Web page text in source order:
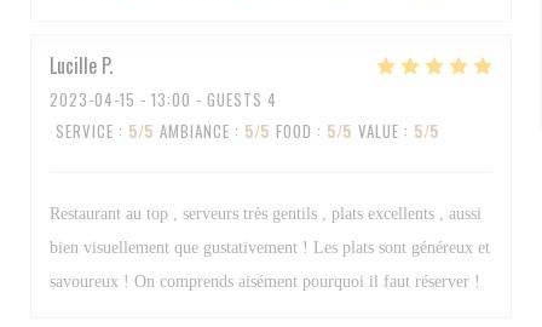
Lucille P
2023-04-15 - 13:00 - GUESTS 4
SERVICE : 5/5 AMBIANCE : 5/5 FOOD : 5/5 VALUE : 5/5
Restaurant au top , serveurs très gentils , plats excellents , aussi
bien visuellement que gustativement ! Les plats sont généreux et
savoureux ! On comprends aisément pourquoi il faut réserver !